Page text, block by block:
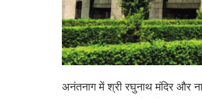
अनंतनाग में श्री रघुनाथ मंदिर और